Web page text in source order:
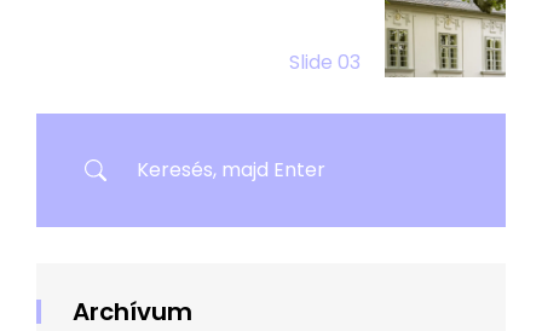
Slide 03
Archívum